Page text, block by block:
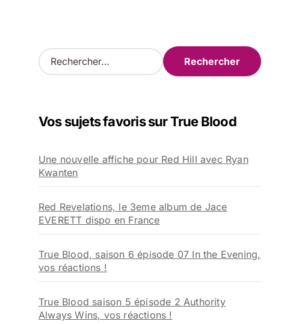
R
e
r
e
r
Vos sujets favoris sur True Blood
Une nouvelle affiche pour Red Hill avec Ryan
Kwanten
Red Revelations, le 3eme album de Jace
EVERETT dispo en France
True Blood, saison 6 épisode 07 In the Evening,
vos réactions !
True Blood saison 5 épisode 2 Authority
Always Wins, vos réactions !